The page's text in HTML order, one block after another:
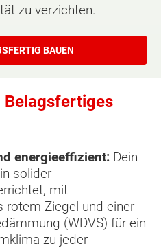
zu verzichten.
BAUEN
Belagsfertiges
energieeffizient: Dein
solider
mit
rotem Ziegel und einer
(WDVS) für ein
zu jeder